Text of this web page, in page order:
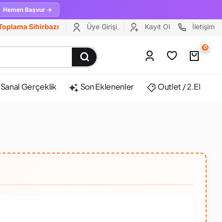
Hemen Başvur →
Sihirbazı Üye Girişi Kayıt Ol İletişim
0
Sanal Gerçeklik Son Eklenenler Outlet / 2.El